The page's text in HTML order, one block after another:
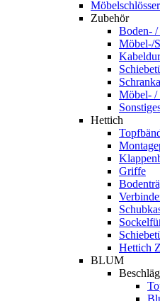
Möbelschlösser
Zubehör
Boden- /
Möbel-/
Möbel- /
Hettich
Griffe
Hettich
BLUM